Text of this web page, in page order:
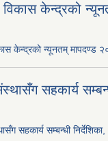
विकास केन्द्रको
केन्द्रको न्यूनतम् मापदण्ड
सहकार्य
सहकार्य सम्बन्धी